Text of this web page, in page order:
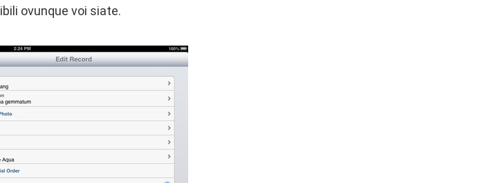
ovunque voi siate.